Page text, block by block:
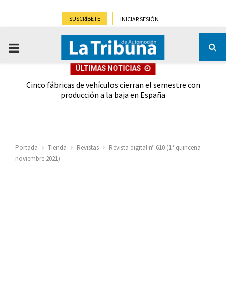
SUSCRÍBETE INICIAR SESIÓN
PRIMARY
ÚLTIMAS NOTICIAS
Cinco fábricas de vehículos cierran el semestre con
producción a la baja en España
Portada Tienda Revistas
Revista digital nº 610 (1ª quincena
noviembre 2021)